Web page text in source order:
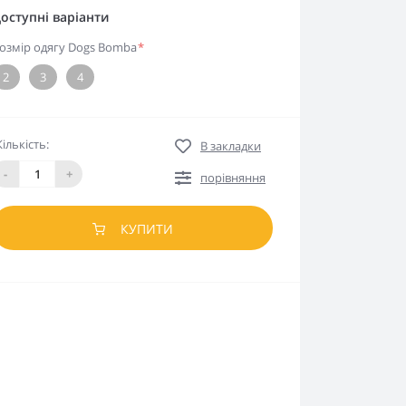
варіанти
одягу Dogs Bomba*
2
3 4
-
+
В закладки
порівняння
КУПИТИ